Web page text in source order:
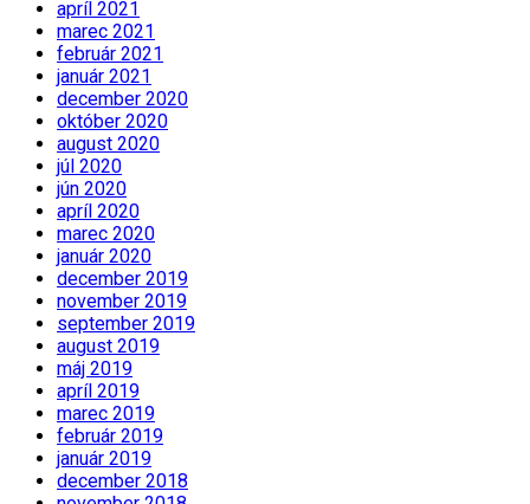
apríl 2021
marec 2021
február 2021
január 2021
december 2020
október 2020
august 2020
júl 2020
jún 2020
apríl 2020
marec 2020
január 2020
december 2019
november 2019
september 2019
august 2019
máj 2019
apríl 2019
marec 2019
február 2019
január 2019
december 2018